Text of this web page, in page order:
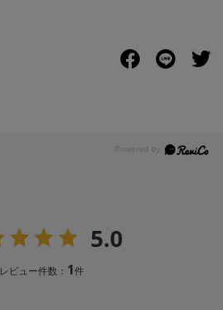
5.0
レビュー件数： 1件